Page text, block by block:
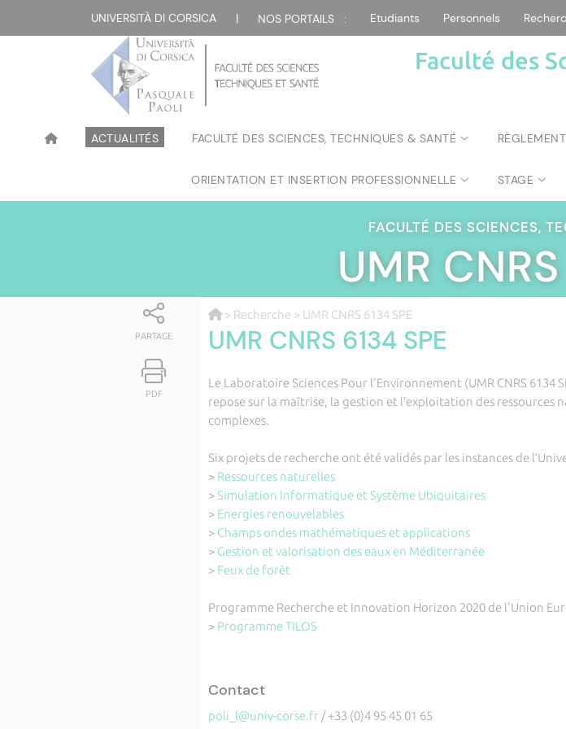
UNIVERSITÀ DI CORSICA | NOS PORTAILS : Etudiants Personnels
Faculté des
ACTUALITÉS FACULTÉ DES SCIENCES, TECHNIQUES & SANTÉ
ORIENTATION ET INSERTION PROFESSIONNELLE STAGE
FACULTÉ DES SCIENCES,
UMR
PARTAGE
PDF
> Recherche > UMR CNRS 6134 SPE
UMR CNRS 6134 SPE
Le Laboratoire Sciences Pour l'Environnement (UMR CNRS
repose sur la maîtrise, la gestion et l’exploitation des
complexes.
Six projets de recherche ont été validés par les instances de
> Ressources naturelles
> Simulation Informatique et Système Ubiquitaires
> Energies renouvelables
> Champs ondes mathématiques et applications
> Gestion et valorisation des eaux en Méditerranée
> Feux de forêt
Programme Recherche et Innovation Horizon 2020 de l'Union
> Programme TILOS
Contact
poli_l@univ-corse.fr / +33 (0)4 95 45 01 65